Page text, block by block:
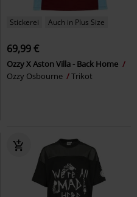
Stickerei Auch in Plus Size
69,99 €
Ozzy X Aston Villa - Back Home
Ozzy Osbourne
Trikot